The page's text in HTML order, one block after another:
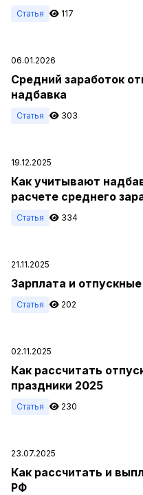
Статья 117
06.01.2026
Средний заработок
надбавка
Статья 303
19.12.2025
Как учитывают
расчете среднего
Статья 334
21.11.2025
Зарплата и
Статья 202
02.11.2025
Как рассчитать
праздники 2025
Статья 230
23.07.2025
Как рассчитать и
РФ